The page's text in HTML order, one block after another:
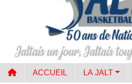
ACCUEIL LA JALT